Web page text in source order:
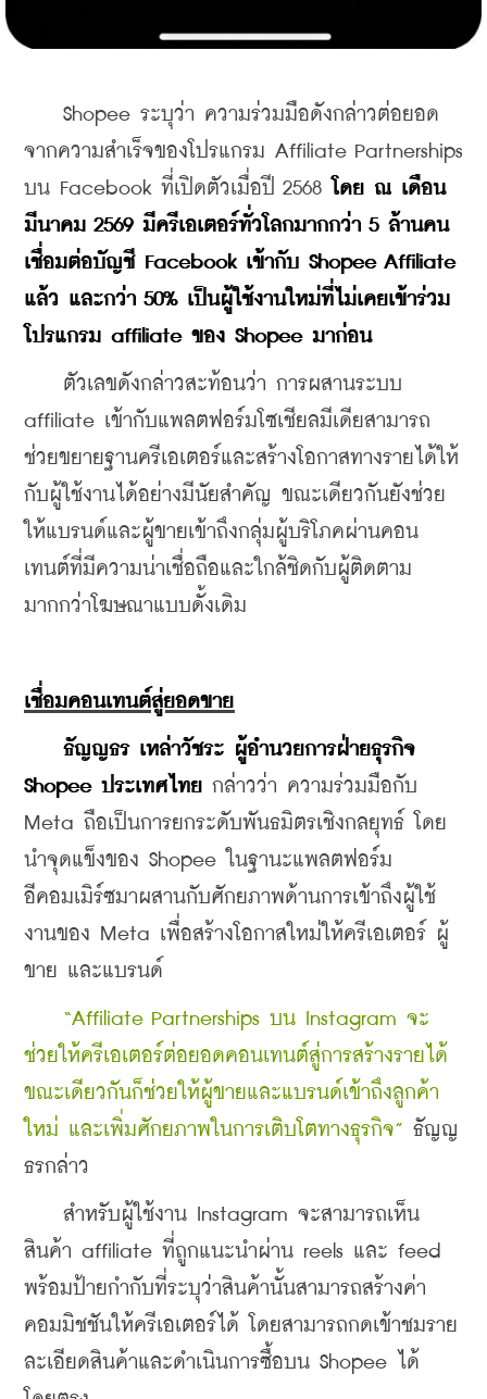
Shopee ระบุว่า ความร่วมมือดังกล่าวต่อยอด
จากความสำเร็จของโปรแกรม Affiliate Partnerships
บน Facebook ที่เปิดตัวเมื่อปี 2568 โดย ณ เดือน
มีนาคม 2569 มีครีเอเตอร์ทั่วโลกมากกว่า 5 ล้านคน
เชื่อมต่อบัญชี Facebook เข้ากับ Shopee Affiliate
แล้ว และกว่า 50% เป็นผู้ใช้งานใหม่ที่ไม่เคยเข้าร่วม
โปรแกรม affiliate ของ Shopee มาก่อน
ตัวเลขดังกล่าวสะท้อนว่า การผสานระบบ
affiliate เข้ากับแพลตฟอร์มโซเชียลมีเดียสามารถ
ช่วยขยายฐานครีเอเตอร์และสร้างโอกาสทางรายได้ให้
กับผู้ใช้งานได้อย่างมีนัยสำคัญ ขณะเดียวกันยังช่วย
ให้แบรนด์และผู้ขายเข้าถึงกลุ่มผู้บริโภคผ่านคอน
เทนต์ที่มีความน่าเชื่อถือและใกล้ชิดกับผู้ติดตาม
มากกว่าโฆษณาแบบดั้งเดิม
เชื่อมคอนเทนต์สู่ยอดขาย
ธัญญธร เหล่าวัชระ ผู้อำนวยการฝ่ายธุรกิจ
Shopee ประเทศไทย กล่าวว่า ความร่วมมือกับ
Meta ถือเป็นการยกระดับพันธมิตรเชิงกลยุทธ์ โดย
นำจุดแข็งของ Shopee ในฐานะแพลตฟอร์ม
อีคอมเมิร์ซมาผสานกับศักยภาพด้านการเข้าถึงผู้ใช้
งานของ Meta เพื่อสร้างโอกาสใหม่ให้ครีเอเตอร์ ผู้
ขาย และแบรนด์
“Affiliate Partnerships บน Instagram จะ
ช่วยให้ครีเอเตอร์ต่อยอดคอนเทนต์สู่การสร้างรายได้
ขณะเดียวกันก็ช่วยให้ผู้ขายและแบรนด์เข้าถึงลูกค้า
ใหม่ และเพิ่มศักยภาพในการเติบโตทางธุรกิจ” ธัญญ
ธรกล่าว
สำหรับผู้ใช้งาน Instagram จะสามารถเห็น
สินค้า affiliate ที่ถูกแนะนำผ่าน reels และ feed
พร้อมป้ายกำกับที่ระบุว่าสินค้านั้นสามารถสร้างค่า
คอมมิชชันให้ครีเอเตอร์ได้ โดยสามารถกดเข้าชมราย
ละเอียดสินค้าและดำเนินการซื้อบน Shopee ได้